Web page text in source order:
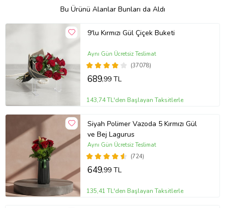
Bu Ürünü Alanlar Bunları da Aldı
9'lu Kırmızı Gül Çiçek Buketi
(37078)
Aynı Gün Ücretsiz Teslimat
689,99 TL
143,74 TL'den Başlayan Taksitlerle
Siyah Polimer Vazoda 5 Kırmızı Gül
ve Bej Lagurus
(724)
Aynı Gün Ücretsiz Teslimat
649,99 TL
135,41 TL'den Başlayan Taksitlerle